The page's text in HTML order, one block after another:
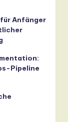
Anfänger
Pipeline